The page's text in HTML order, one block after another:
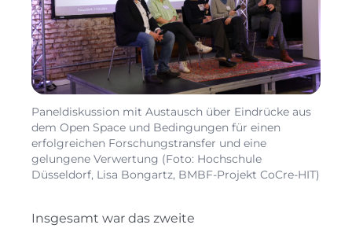
Paneldiskussion mit Austausch über Eindrücke aus
dem Open Space und Bedingungen für einen
erfolgreichen Forschungstransfer und eine
gelungene Verwertung (Foto: Hochschule
Düsseldorf, Lisa Bongartz, BMBF-Projekt CoCre-HIT)
Insgesamt war das zweite